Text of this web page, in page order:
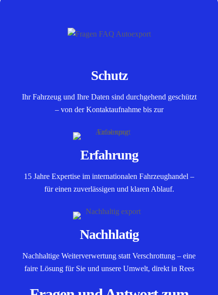
Schutz
Ihr Fahrzeug und Ihre Daten sind durchgehend geschützt
– von der Kontaktaufnahme bis zur
Erfahrung
15 Jahre Expertise im internationalen Fahrzeughandel –
für einen zuverlässigen und klaren Ablauf.
Nachhlatig
Nachhaltige Weiterverwertung statt Verschrottung – eine
faire Lösung für Sie und unsere Umwelt, direkt in Rees